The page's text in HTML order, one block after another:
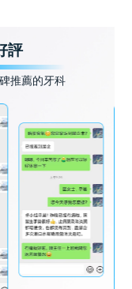
評
推薦的牙科